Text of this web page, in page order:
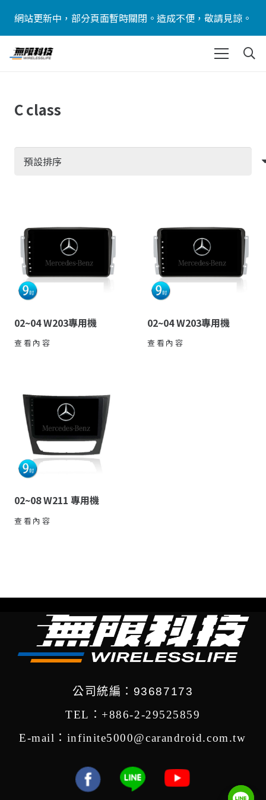
網站更新中，部分頁面暫時關閉。造成不便，敬請見諒。
C class
02~04 W203專用機
查看內容
02~04 W203專用機
查看內容
02~08 W211 專用機
查看內容
公司統編：93687173
TEL：+886-2-29525859
E-mail：infinite5000@carandroid.com.tw